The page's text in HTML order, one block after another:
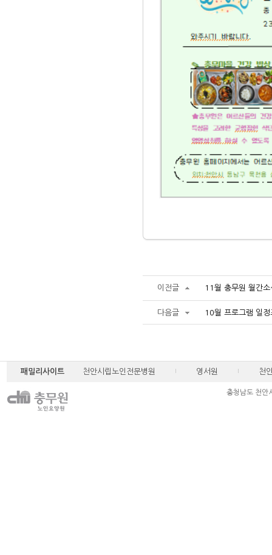
이전글 11월 충무원 월간소
다음글 10월 프로그램 일정
패밀리사이트 천안시립노인전문병원 영서원 천
충청남도 천